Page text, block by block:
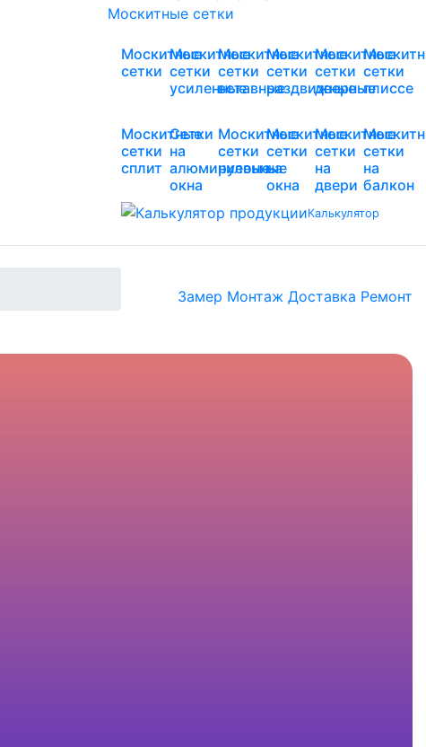
Москитные сетки
Москитные
сетки
Москитные
сетки
усиленные
Москитные
сетки
вставные
Москитные
сетки
раздвижные
Москитные
сетки
дверные
сетки
плиссе
Москитные
сетки
сплит
Сетки
на
алюминиевые
окна
Москитные
сетки
рулонные
Москитные
сетки
на
окна
Москитные
сетки
на
двери
сетки
на
балкон
Калькулятор
Замер Монтаж Доставка Ремонт